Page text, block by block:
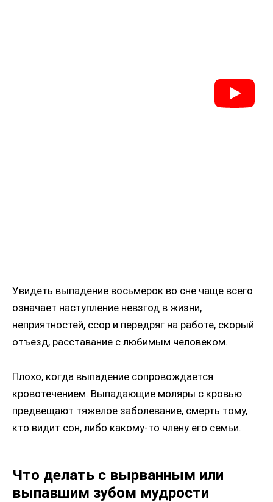
Увидеть выпадение восьмерок во сне чаще всего
означает наступление невзгод в жизни,
неприятностей, ссор и передряг на работе, скорый
отъезд, расставание с любимым человеком.
Плохо, когда выпадение сопровождается
кровотечением. Выпадающие моляры с кровью
предвещают тяжелое заболевание, смерть тому,
кто видит сон, либо какому-то члену его семьи.
Что делать с вырванным или
выпавшим зубом мудрости